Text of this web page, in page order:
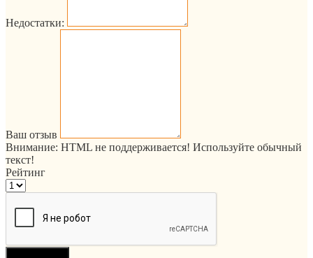
Недостатки:
Ваш отзыв
Внимание: HTML не поддерживается! Используйте обычный
текст!
Рейтинг